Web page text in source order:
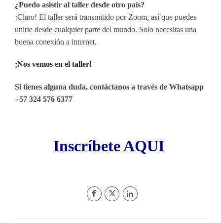
¿Puedo asistir al taller desde otro país?
¡Claro! El taller será transmitido por Zoom, así que puedes
unirte desde cualquier parte del mundo. Solo necesitas una
buena conexión a internet.
¡Nos vemos en el taller!
Si tienes alguna duda, contáctanos a través de Whatsapp
+57 324 576 6377
Inscríbete AQUI